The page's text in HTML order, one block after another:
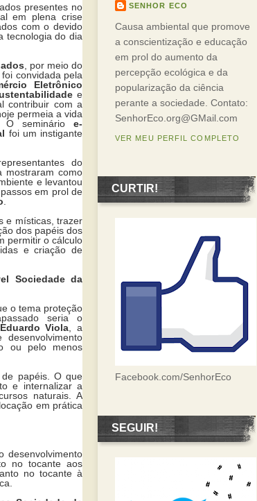
presentes no
em plena crise
com o devido
tecnologia do dia
, por meio do
foi convidada pela
Eletrônico
e
contribuir com a
permeia a vida
seminário e-
foi um instigante
do
mostraram como
e levantou
em prol de
e místicas, trazer
dos papéis dos
permitir o cálculo
e criação de
Sociedade da
o tema proteção
seria o
Eduardo Viola , a
ou pelo menos
papéis. O que
e internalizar a
naturais. A
em prática
desenvolvimento
no tocante aos
no tocante à
SENHOR ECO
Causa ambiental que promove
a conscientização e educação
em prol do aumento da
percepção ecológica e da
popularização da ciência
perante a sociedade. Contato:
SenhorEco.org@GMail.com
VER MEU PERFIL COMPLETO
CURTIR!
Facebook.com/SenhorEco
SEGUIR!